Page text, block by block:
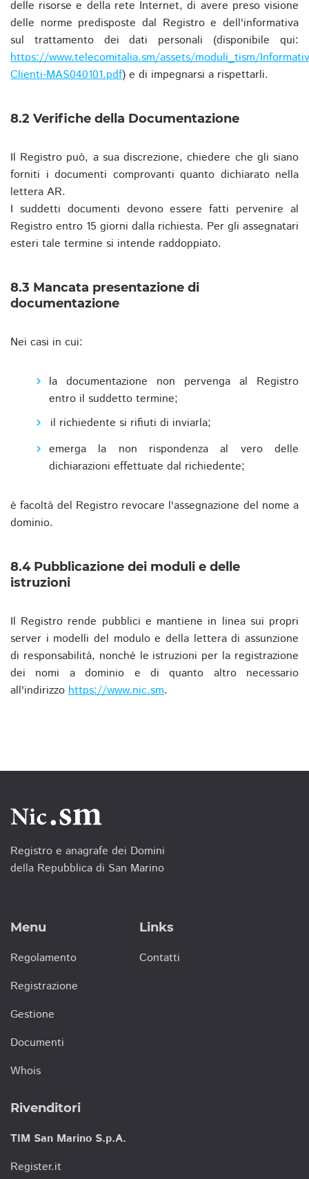
delle risorse e della rete Internet, di avere preso visione
delle norme predisposte dal Registro e dell'informativa
sul trattamento dei dati personali (disponibile qui:
https://www.telecomitalia.sm/assets/moduli_tism/
Clienti-MAS040101.pdf) e di impegnarsi a rispettarli.
8.2 Verifiche della Documentazione
Il Registro può, a sua discrezione, chiedere che gli siano
forniti i documenti comprovanti quanto dichiarato nella
lettera AR.
I suddetti documenti devono essere fatti pervenire al
Registro entro 15 giorni dalla richiesta. Per gli assegnatari
esteri tale termine si intende raddoppiato.
8.3 Mancata presentazione di
documentazione
Nei casi in cui:
la documentazione non pervenga al Registro
entro il suddetto termine;
il richiedente si rifiuti di inviarla;
emerga la non rispondenza al vero delle
dichiarazioni effettuate dal richiedente;
è facoltà del Registro revocare l'assegnazione del nome a
dominio.
8.4 Pubblicazione dei moduli e delle
istruzioni
Il Registro rende pubblici e mantiene in linea sui propri
server i modelli del modulo e della lettera di assunzione
di responsabilità, nonché le istruzioni per la registrazione
dei nomi a dominio e di quanto altro necessario
all'indirizzo https://www.nic.sm.
Registro e anagrafe dei Domini
della Repubblica di San Marino
Menu
Regolamento
Registrazione
Gestione
Documenti
Whois
Links
Contatti
Rivenditori
TIM San Marino S.p.A.
Register.it